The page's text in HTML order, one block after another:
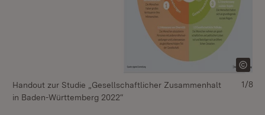
Handout zur Studie „Gesellschaftlicher Zusammenhalt
in Baden-Württemberg 2022“
1/8